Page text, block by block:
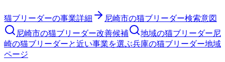
猫ブリーダーの事業詳細 尼崎市の猫ブリーダー検索意図
尼崎市の猫ブリーダー改善候補 地域の猫ブリーダー尼
崎の猫ブリーダーと近い事業を選ぶ兵庫の猫ブリーダー地域
ページ